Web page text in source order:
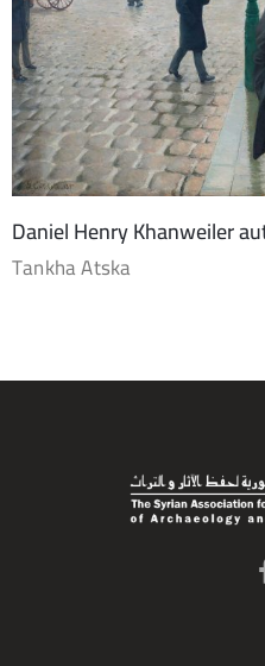
Daniel Henry Khanweiler
Tankha Atska